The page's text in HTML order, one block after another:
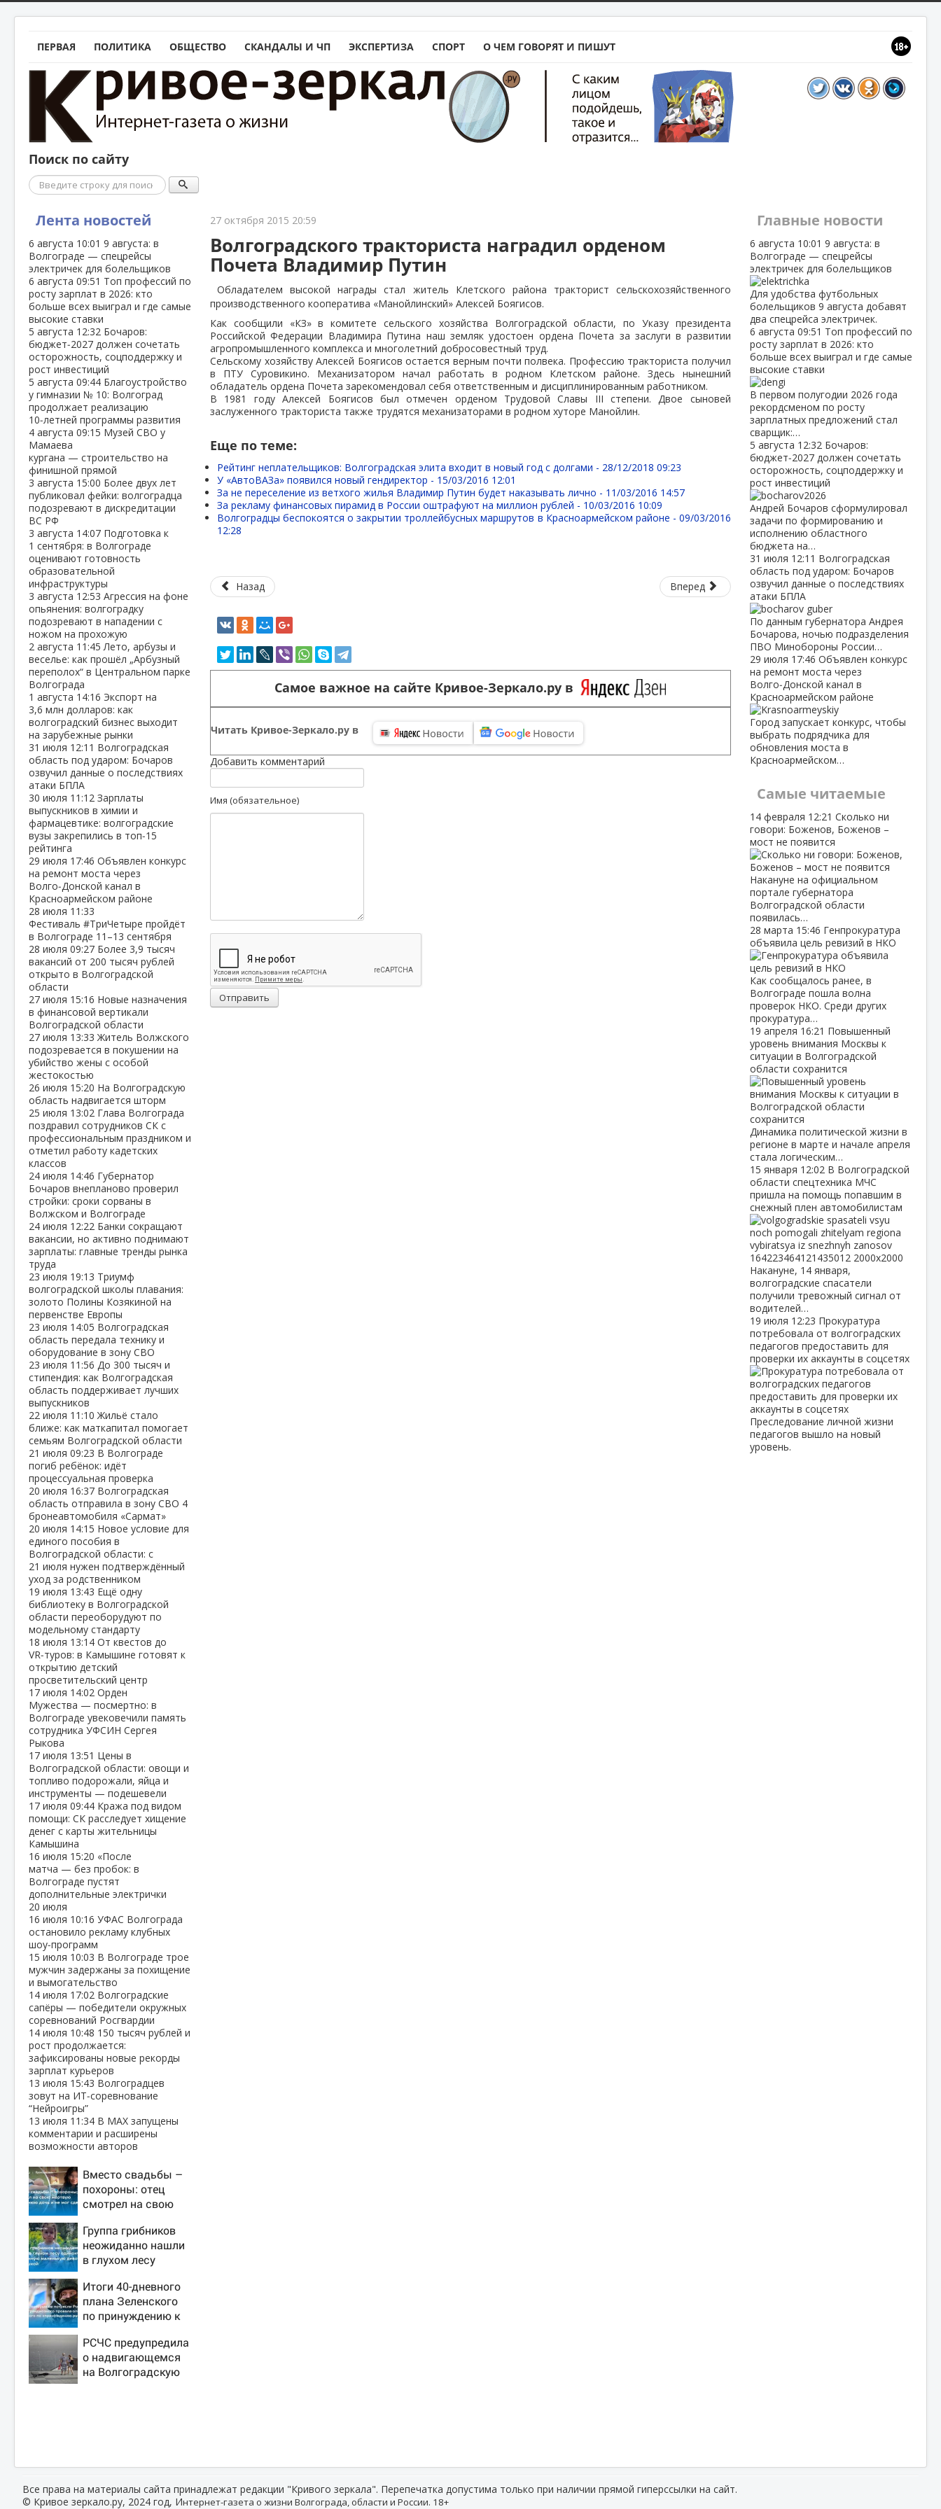
ПЕРВАЯ ПОЛИТИКА ОБЩЕСТВО СКАНДАЛЫ И ЧП ЭКСПЕРТИЗА СПОРТ О ЧЕМ ГОВОРЯТ И ПИШУТ
Поиск по сайту
Поиск
Лента новостей
6 августа 10:01 9 августа: в
Волгограде — спецрейсы
электричек для болельщиков
6 августа 09:51 Топ профессий по
росту зарплат в 2026: кто
больше всех выиграл и где самые
высокие ставки
5 августа 12:32 Бочаров:
бюджет‑2027 должен сочетать
осторожность, соцподдержку и
рост инвестиций
5 августа 09:44 Благоустройство
у гимназии № 10: Волгоград
продолжает реализацию
10‑летней программы развития
4 августа 09:15 Музей СВО у
Мамаева
кургана — строительство на
финишной прямой
3 августа 15:00 Более двух лет
публиковал фейки: волгоградца
подозревают в дискредитации
ВС РФ
3 августа 14:07 Подготовка к
1 сентября: в Волгограде
оценивают готовность
образовательной
инфраструктуры
3 августа 12:53 Агрессия на фоне
опьянения: волгоградку
подозревают в нападении с
ножом на прохожую
2 августа 11:45Лето, арбузы и
веселье: как прошёл „Арбузный
переполох“ в Центральном парке
Волгограда
1 августа 14:16 Экспорт на
3,6 млн долларов: как
волгоградский бизнес выходит
на зарубежные рынки
31 июля 12:11 Волгоградская
область под ударом: Бочаров
озвучил данные о последствиях
атаки БПЛА
30 июля 11:12 Зарплаты
выпускников в химии и
фармацевтике: волгоградские
вузы закрепились в топ‑15
рейтинга
29 июля 17:46 Объявлен конкурс
на ремонт моста через
Волго‑Донской канал в
Красноармейском районе
28 июля 11:33
Фестиваль #ТриЧетыре пройдёт
в Волгограде 11–13 сентября
28 июля 09:27 Более 3,9 тысяч
вакансий от 200 тысяч рублей
открыто в Волгоградской
области
27 июля 15:16 Новые назначения
в финансовой вертикали
Волгоградской области
27 июля 13:33Житель Волжского
подозревается в покушении на
убийство жены с особой
жестокостью
26 июля 15:20 На Волгоградскую
область надвигается шторм
25 июля 13:02 Глава Волгограда
поздравил сотрудников СК с
профессиональным праздником и
отметил работу кадетских
классов
24 июля 14:46 Губернатор
Бочаров внепланово проверил
стройки: сроки сорваны в
Волжском и Волгограде
24 июля 12:22 Банки сокращают
вакансии, но активно поднимают
зарплаты: главные тренды рынка
труда
23 июля 19:13 Триумф
волгоградской школы плавания:
золото Полины Козякиной на
первенстве Европы
23 июля 14:05 Волгоградская
область передала технику и
оборудование в зону СВО
23 июля 11:56 До 300 тысяч и
стипендия: как Волгоградская
область поддерживает лучших
выпускников
22 июля 11:10Жильё стало
ближе: как маткапитал помогает
семьям Волгоградской области
21 июля 09:23 В Волгограде
погиб ребёнок: идёт
процессуальная проверка
20 июля 16:37 Волгоградская
область отправила в зону СВО 4
бронеавтомобиля «Сармат»
20 июля 14:15 Новое условие для
единого пособия в
Волгоградской области: с
21 июля нужен подтверждённый
уход за родственником
19 июля 13:43 Ещё одну
библиотеку в Волгоградской
области переоборудуют по
модельному стандарту
18 июля 13:14 От квестов до
VR‑туров: в Камышине готовят к
открытию детский
просветительский центр
17 июля 14:02 Орден
Мужества — посмертно: в
Волгограде увековечили память
сотрудника УФСИН Сергея
Рыкова
17 июля 13:51 Цены в
Волгоградской области: овощи и
топливо подорожали, яйца и
инструменты — подешевели
17 июля 09:44 Кража под видом
помощи: СК расследует хищение
денег с карты жительницы
Камышина
16 июля 15:20 «После
матча — без пробок: в
Волгограде пустят
дополнительные электрички
20 июля
16 июля 10:16 УФАС Волгограда
остановило рекламу клубных
шоу‑программ
15 июля 10:03 В Волгограде трое
мужчин задержаны за похищение
и вымогательство
14 июля 17:02 Волгоградские
сапёры — победители окружных
соревнований Росгвардии
14 июля 10:48 150 тысяч рублей и
рост продолжается:
зафиксированы новые рекорды
зарплат курьеров
13 июля 15:43 Волгоградцев
зовут на ИТ‑соревнование
“Нейроигры”
13 июля 11:34 В МАХ запущены
комментарии и расширены
возможности авторов
Вместо свадьбы –
похороны: отец
смотрел на свою
дочь и не мог
сдержать слезы
Группа грибников
неожиданно нашли
в глухом лесу
испуганную
маленькую девочку
с игрушкой
Итоги 40-дневного
плана Зеленского
по принуждению к
Россия, полный
разбор провала
операции Украины
РСЧС предупредила
о надвигающемся
на Волгоградскую
27 октября 2015 20:59
Волгоградского тракториста наградил орденом
Почета Владимир Путин
Обладателем высокой награды стал житель Клетского района тракторист сельскохозяйственного
производственного кооператива «Манойлинский» Алексей Боягисов.
Как сообщили «КЗ» в комитете сельского хозяйства Волгоградской области, по Указу президента
Российской Федерации Владимира Путина наш земляк удостоен ордена Почета за заслуги в развитии
агропромышленного комплекса и многолетний добросовестный труд.
Сельскому хозяйству Алексей Боягисов остается верным почти полвека. Профессию тракториста получил
в ПТУ Суровикино. Механизатором начал работать в родном Клетском районе. Здесь нынешний
обладатель ордена Почета зарекомендовал себя ответственным и дисциплинированным работником.
В 1981 году Алексей Боягисов был отмечен орденом Трудовой Славы III степени. Двое сыновей
заслуженного тракториста также трудятся механизаторами в родном хуторе Манойлин.
Еще по теме:
Рейтинг неплательщиков: Волгоградская элита входит в новый год с долгами - 28/12/2018 09:23
У «АвтоВАЗа» появился новый гендиректор - 15/03/2016 12:01
За не переселение из ветхого жилья Владимир Путин будет наказывать лично - 11/03/2016 14:57
За рекламу финансовых пирамид в России оштрафуют на миллион рублей - 10/03/2016 10:09
Волгоградцы беспокоятся о закрытии троллейбусных маршрутов в Красноармейском районе - 09/03/2016
12:28
Назад Вперед
Самое важное на сайте Кривое-Зеркало.ру в
Читать Кривое-Зеркало.ру в
Добавить комментарий
Имя (обязательное)
Отправить
Главные новости
6 августа 10:01 9 августа: в
Волгограде — спецрейсы
электричек для болельщиков
Для удобства футбольных
болельщиков 9 августа добавят
два спецрейса электричек.
6 августа 09:51 Топ профессий по
росту зарплат в 2026: кто
больше всех выиграл и где самые
высокие ставки
В первом полугодии 2026 года
рекордсменом по росту
зарплатных предложений стал
сварщик:…
5 августа 12:32 Бочаров:
бюджет‑2027 должен сочетать
осторожность, соцподдержку и
рост инвестиций
Андрей Бочаров сформулировал
задачи по формированию и
исполнению областного
бюджета на…
31 июля 12:11 Волгоградская
область под ударом: Бочаров
озвучил данные о последствиях
атаки БПЛА
По данным губернатора Андрея
Бочарова, ночью подразделения
ПВО Минобороны России…
29 июля 17:46 Объявлен конкурс
на ремонт моста через
Волго‑Донской канал в
Красноармейском районе
Город запускает конкурс, чтобы
выбрать подрядчика для
обновления моста в
Красноармейском…
Самые читаемые
14 февраля 12:21 Сколько ни
говори: Боженов, Боженов –
мост не появится
Накануне на официальном
портале губернатора
Волгоградской области
появилась…
28 марта 15:46 Генпрокуратура
объявила цель ревизий в НКО
Как сообщалось ранее, в
Волгограде пошла волна
проверок НКО. Среди других
прокуратура…
19 апреля 16:21 Повышенный
уровень внимания Москвы к
ситуации в Волгоградской
области сохранится
Динамика политической жизни в
регионе в марте и начале апреля
стала логическим…
15 января 12:02 В Волгоградской
области спецтехника МЧС
пришла на помощь попавшим в
снежный плен автомобилистам
Накануне, 14 января,
волгоградские спасатели
получили тревожный сигнал от
водителей…
19 июля 12:23 Прокуратура
потребовала от волгоградских
педагогов предоставить для
проверки их аккаунты в соцсетях
Преследование личной жизни
педагогов вышло на новый
уровень.
Все права на материалы сайта принадлежат редакции "Кривого зеркала". Перепечатка допустима только при наличии прямой гиперссылки на сайт.
© Кривое зеркало.ру, 2024 год, Интернет-газета о жизни Волгограда, области и России. 18+